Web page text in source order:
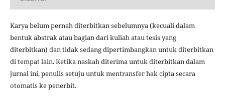
Karya belum pernah diterbitkan sebelumnya (kecuali dalam
bentuk abstrak atau bagian dari kuliah atau tesis yang
diterbitkan) dan tidak sedang dipertimbangkan untuk diterbitkan
di tempat lain. Ketika naskah diterima untuk diterbitkan dalam
jurnal ini, penulis setuju untuk mentransfer hak cipta secara
otomatis ke penerbit.